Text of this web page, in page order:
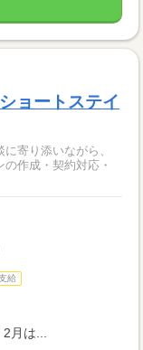
ョートステイ
寄り添いながら、
作成・契約対応・
給
月は...